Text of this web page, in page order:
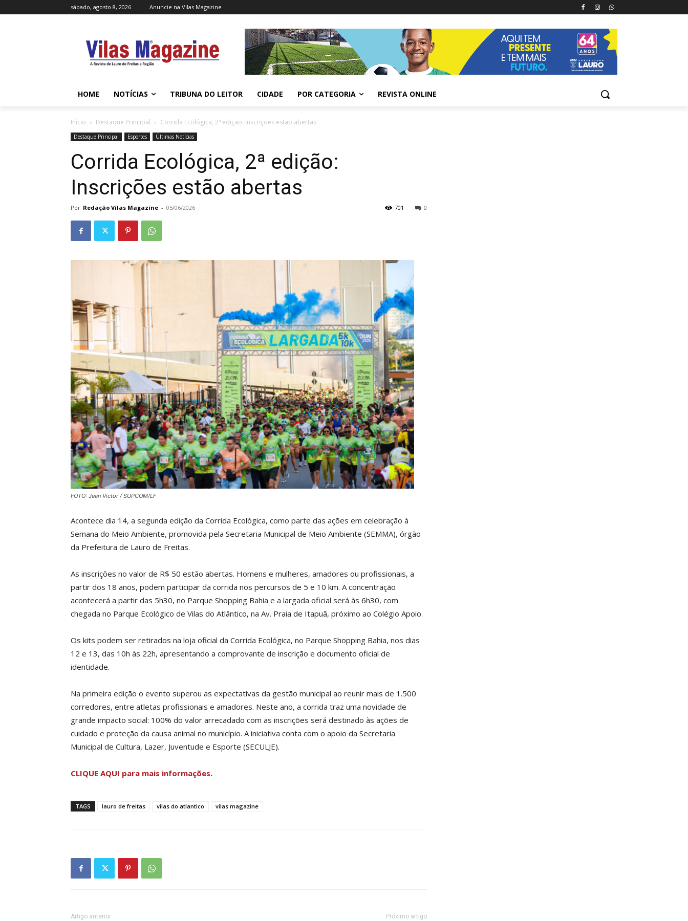
sábado, agosto 8, 2026 Anuncie na Vilas Magazine
HOME NOTÍCIAS TRIBUNA DO LEITOR CIDADE POR CATEGORIA REVISTA ONLINE
Início Destaque Principal Corrida Ecológica, 2ª edição: Inscrições estão abertas
Destaque Principal Esportes Últimas Notícias
Corrida Ecológica, 2ª edição:
Inscrições estão abertas
Por Redação Vilas Magazine - 05/06/2026 0
701
FOTO: Jean Victor / SUPCOM/LF
Acontece dia 14, a segunda edição da Corrida Ecológica, como parte das ações em celebração à
Semana do Meio Ambiente, promovida pela Secretaria Municipal de Meio Ambiente (SEMMA), órgão
da Prefeitura de Lauro de Freitas.
As inscrições no valor de R$ 50 estão abertas. Homens e mulheres, amadores ou profissionais, a
partir dos 18 anos, podem participar da corrida nos percursos de 5 e 10 km. A concentração
acontecerá a partir das 5h30, no Parque Shopping Bahia e a largada oficial será às 6h30, com
chegada no Parque Ecológico de Vilas do Atlântico, na Av. Praia de Itapuã, próximo ao Colégio Apoio.
Os kits podem ser retirados na loja oficial da Corrida Ecológica, no Parque Shopping Bahia, nos dias
12 e 13, das 10h às 22h, apresentando a comprovante de inscrição e documento oficial de
identidade.
Na primeira edição o evento superou as expectativas da gestão municipal ao reunir mais de 1.500
corredores, entre atletas profissionais e amadores. Neste ano, a corrida traz uma novidade de
grande impacto social: 100% do valor arrecadado com as inscrições será destinado às ações de
cuidado e proteção da causa animal no município. A iniciativa conta com o apoio da Secretaria
Municipal de Cultura, Lazer, Juventude e Esporte (SECULJE).
CLIQUE AQUI para mais informações.
TAGS lauro de freitas vilas do atlantico vilas magazine
Artigo anterior Próximo artigo